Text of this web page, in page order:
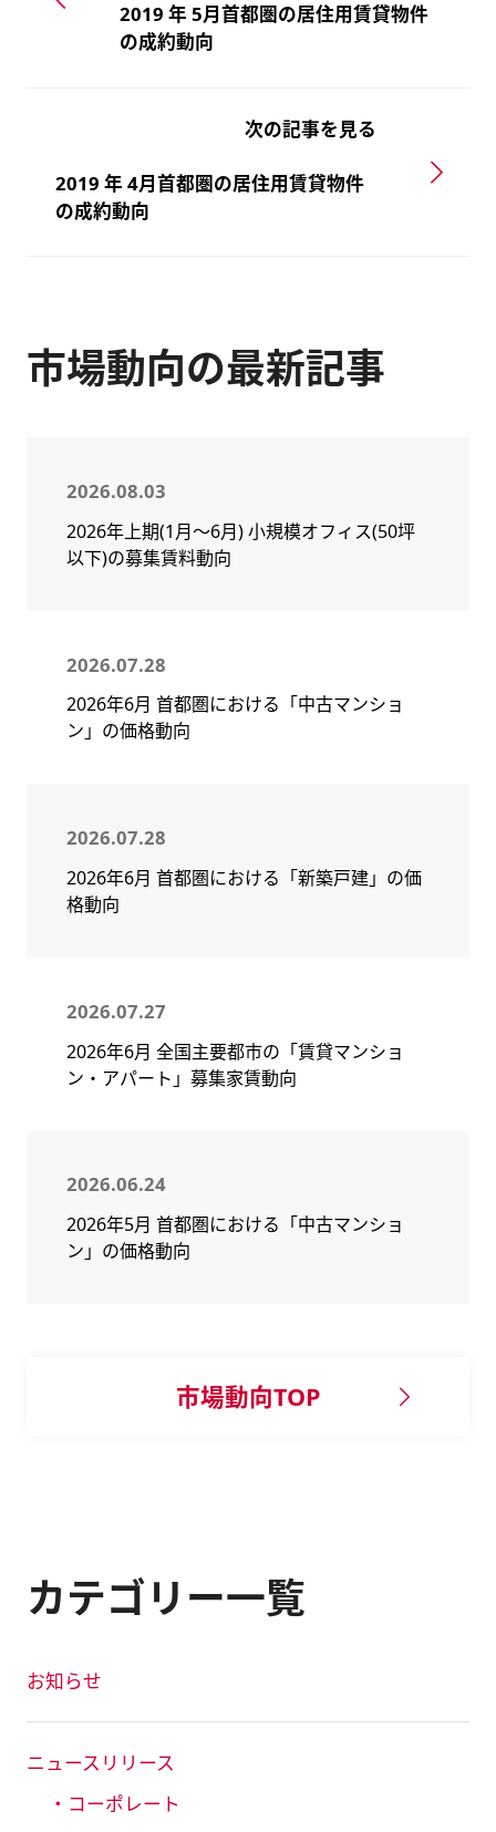
2019 年 5月首都圏の居住用賃貸物件
の成約動向
次の記事を見る
2019 年 4月首都圏の居住用賃貸物件
の成約動向
市場動向の最新記事
2026.08.03
2026年上期(1月～6月) 小規模オフィス(50坪
以下)の募集賃料動向
2026.07.28
2026年6月 首都圏における「中古マンショ
ン」の価格動向
2026.07.28
2026年6月 首都圏における「新築戸建」の価
格動向
2026.07.27
2026年6月 全国主要都市の「賃貸マンショ
ン・アパート」募集家賃動向
2026.06.24
2026年5月 首都圏における「中古マンショ
ン」の価格動向
市場動向TOP
カテゴリー一覧
お知らせ
ニュースリリース
・コーポレート